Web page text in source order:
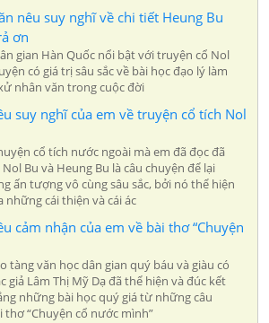
nêu suy nghĩ về chi tiết Heung Bu
ơn
gian Hàn Quốc nổi bật với truyện cổ Nol
có giá trị sâu sắc về bài học đạo lý làm
nhân văn trong cuộc đời
suy nghĩ của em về truyện cổ tích Nol
cổ tích nước ngoài mà em đã đọc đã
Bu và Heung Bu là câu chuyện để lại
ấn tượng vô cùng sâu sắc, bởi nó thể hiện
cái thiện và cái ác
cảm nhận của em về bài thơ “Chuyện
tàng văn học dân gian quý báu và giàu có
giả Lâm Thị Mỹ Dạ đã thể hiện và đúc kết
những bài học quý giá từ những câu
“Chuyện cổ nước mình”